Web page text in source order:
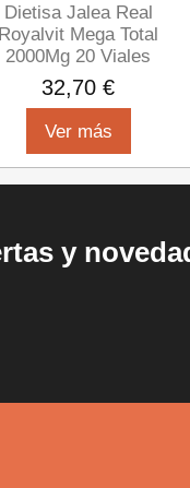
Dietisa Jalea Real
Royalvit Mega Total
2000Mg 20 Viales
32,70 €
Ver más
y